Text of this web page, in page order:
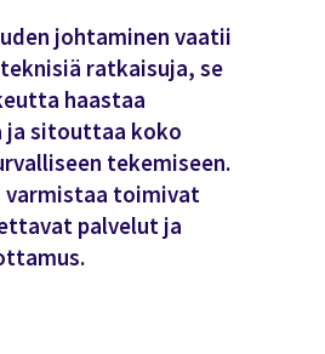
johtaminen vaatii
ratkaisuja, se
haastaa
sitouttaa koko
tekemiseen.
varmistaa toimivat
palvelut ja